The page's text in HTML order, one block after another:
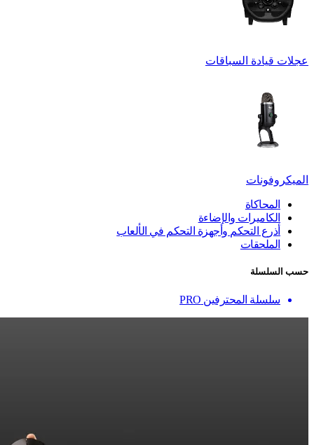
عجلات قيادة السباقات
الميكروفونات
المحاكاة
الكاميرات والإضاءة
أذرع التحكم وأجهزة التحكم في الألعاب
الملحقات
حسب السلسلة
سلسلة المحترفين PRO